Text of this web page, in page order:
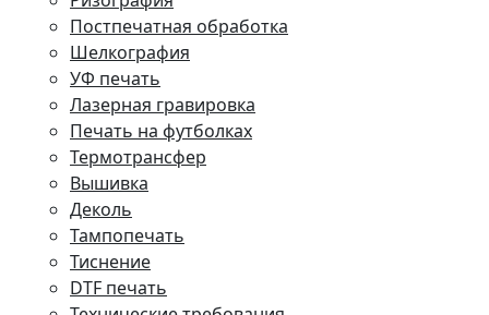
Постпечатная обработка
Шелкография
УФ печать
Лазерная гравировка
Печать на футболках
Термотрансфер
Вышивка
Деколь
Тампопечать
Тиснение
DTF печать